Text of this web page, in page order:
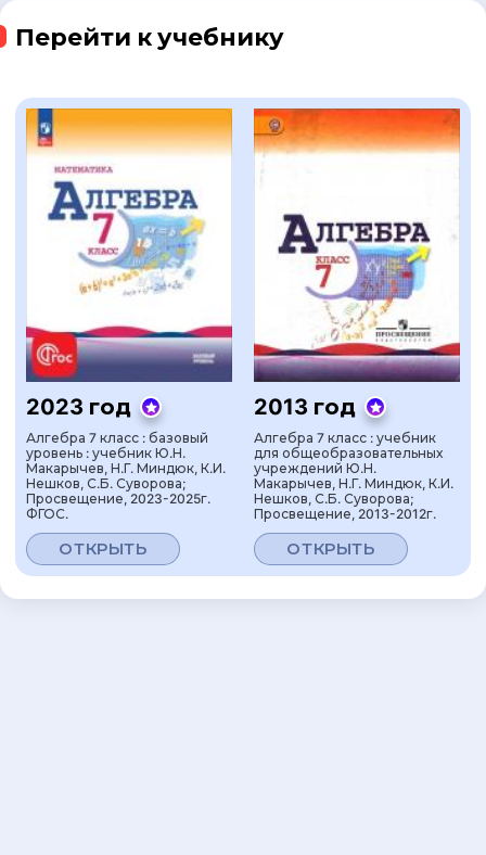
Перейти к учебнику
2023 год
Алгебра 7 класс : базовый
уровень : учебник Ю.Н.
Макарычев, Н.Г. Миндюк, К.И.
Нешков, С.Б. Суворова;
Просвещение, 2023-2025г.
ФГОС.
ОТКРЫТЬ
2013 год
Алгебра 7 класс : учебник
для общеобразовательных
учреждений Ю.Н.
Макарычев, Н.Г. Миндюк, К.И.
Нешков, С.Б. Суворова;
Просвещение, 2013-2012г.
ОТКРЫТЬ